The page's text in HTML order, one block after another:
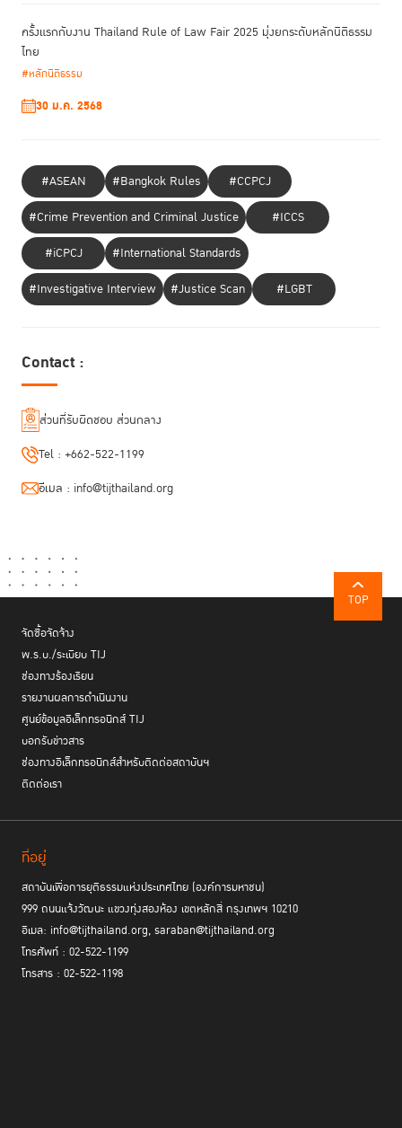
ครั้งแรกกับงาน Thailand Rule of Law Fair 2025 มุ่งยกระดับหลักนิติธรรม
ไทย
#หลักนิติธรรม
30 ม.ค. 2568
#ASEAN #Bangkok Rules
#CCPCJ
#Crime Prevention and Criminal Justice
#ICCS
#iCPCJ
#International Standards
#Investigative Interview
#Justice Scan #LGBT
Contact :
ส่วนที่รับผิดชอบ ส่วนกลาง
Tel : +662-522-1199
อีเมล : info@tijthailand.org
TOP
จัดซื้อจัดจ้าง
พ.ร.บ./ระเบียบ TIJ
ช่องทางร้องเรียน
รายงานผลการดำเนินงาน
ศูนย์ข้อมูลอิเล็กทรอนิกส์ TIJ
บอกรับข่าวสาร
ช่องทางอิเล็กทรอนิกส์สำหรับติดต่อสถาบันฯ
ติดต่อเรา
ที่อยู่
สถาบันเพื่อการยุติธรรมแห่งประเทศไทย (องค์การมหาชน)
999 ถนนแจ้งวัฒนะ แขวงทุ่งสองห้อง เขตหลักสี่ กรุงเทพฯ 10210
อีเมล: info@tijthailand.org, saraban@tijthailand.org
โทรศัพท์ : 02-522-1199
โทรสาร : 02-522-1198